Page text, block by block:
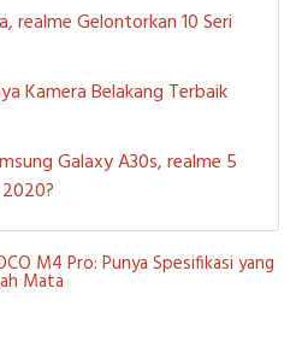
realme Gelontorkan 10 Seri
Kamera Belakang Terbaik
Galaxy A30s, realme 5
M4 Pro: Punya Spesifikasi yang
Mata